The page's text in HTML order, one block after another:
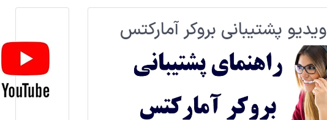
ویدیو پشتیبانی بروکر آمارکتس